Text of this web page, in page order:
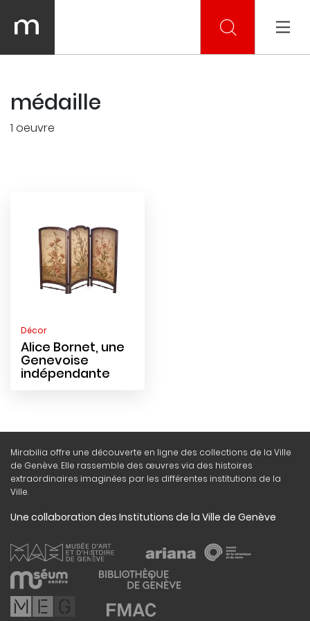
médaille
1 oeuvre
Décor
Alice Bornet, une
Genevoise
indépendante
Mirabilia offre une découverte en ligne des collections de la Ville
de Genève. Elle rassemble des œuvres via des histoires
extraordinaires imaginées par les différentes institutions de la
Ville.
Une collaboration des Institutions de la Ville de Genève